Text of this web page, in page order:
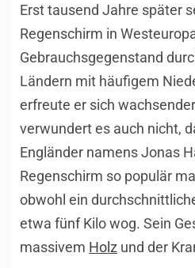
Erst tausend Jahre später
Regenschirm in
Gebrauchsgegenstand
Ländern mit häufigem
erfreute er sich
verwundert es auch nicht,
Engländer namens Jonas
Regenschirm so populär
obwohl ein
etwa fünf Kilo wog. Sein
massivem Holz und der